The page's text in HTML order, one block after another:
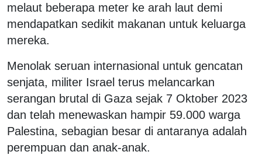
melaut beberapa meter ke arah laut demi
mendapatkan sedikit makanan untuk keluarga
mereka.
Menolak seruan internasional untuk gencatan
senjata, militer Israel terus melancarkan
serangan brutal di Gaza sejak 7 Oktober 2023
dan telah menewaskan hampir 59.000 warga
Palestina, sebagian besar di antaranya adalah
perempuan dan anak-anak.